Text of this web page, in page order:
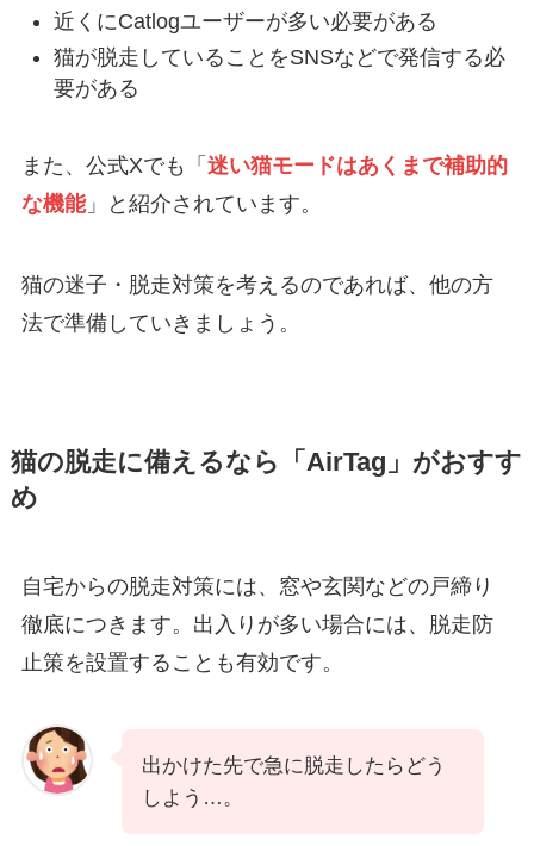
近くにCatlogユーザーが多い必要がある
猫が脱走していることをSNSなどで発信する必
要がある
また、公式Xでも「 迷い猫モードはあくまで補助的
な機能」と紹介されています。
猫の迷子・脱走対策を考えるのであれば、他の方
法で準備していきましょう。
猫の脱走に備えるなら「AirTag」がおすす
め
自宅からの脱走対策には、窓や玄関などの戸締り
徹底につきます。出入りが多い場合には、脱走防
止策を設置することも有効です。
出かけた先で急に脱走したらどう
しよう…。